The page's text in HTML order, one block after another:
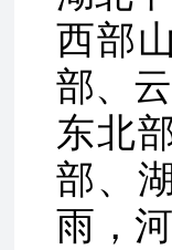
西部
部、
东北
部、
雨，